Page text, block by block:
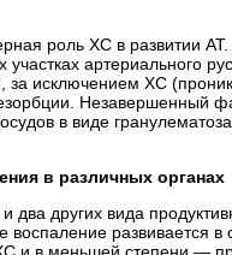
роль ХС в развитии
артериального
исключением ХС
Незавершенный
в виде
в различных органах
два других вида
развивается